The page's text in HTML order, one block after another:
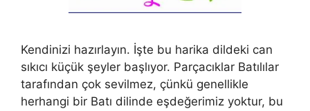
Kendinizi hazırlayın. İşte bu harika dildeki can
sıkıcı küçük şeyler başlıyor. Parçacıklar Batılılar
tarafından çok sevilmez, çünkü genellikle
herhangi bir Batı dilinde eşdeğerimiz yoktur, bu